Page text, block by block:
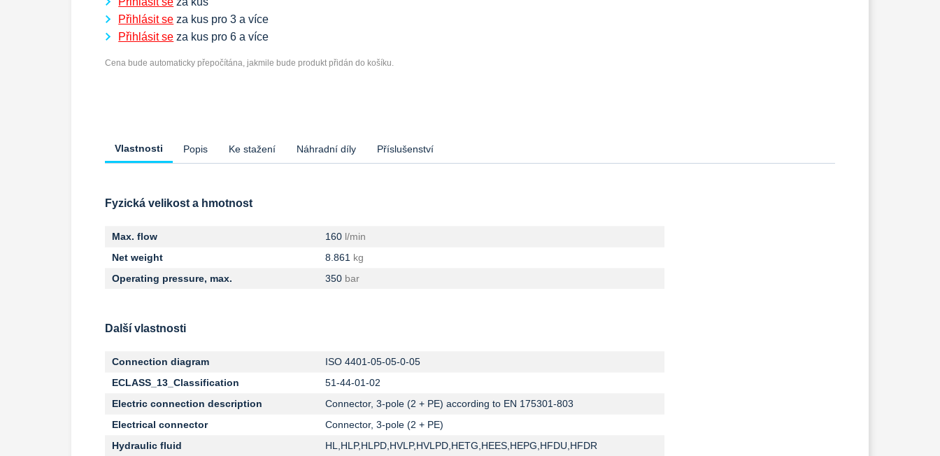
Přihlásit se za kus pro3 a více
Přihlásit se za kus pro6 a více
Cena bude automaticky přepočítána, jakmile bude produkt přidán do košíku.
Vlastnosti Popis Ke stažení Náhradní díly Příslušenství
Fyzická velikost a hmotnost
Max. flow 160 l/min
Net weight
8.861 kg
Operating pressure, max.
350 bar
Další vlastnosti
Connection diagram
ISO 4401-05-05-0-05
ECLASS_13_Classification
51-44-01-02
Electric connection description
Connector, 3-pole (2 + PE) according to EN 175301-803
Electrical connector
Connector, 3-pole (2 + PE)
Hydraulic fluid
HL,HLP,HLPD,HVLP,HVLPD,HETG,HEES,HEPG,HFDU,HFDR